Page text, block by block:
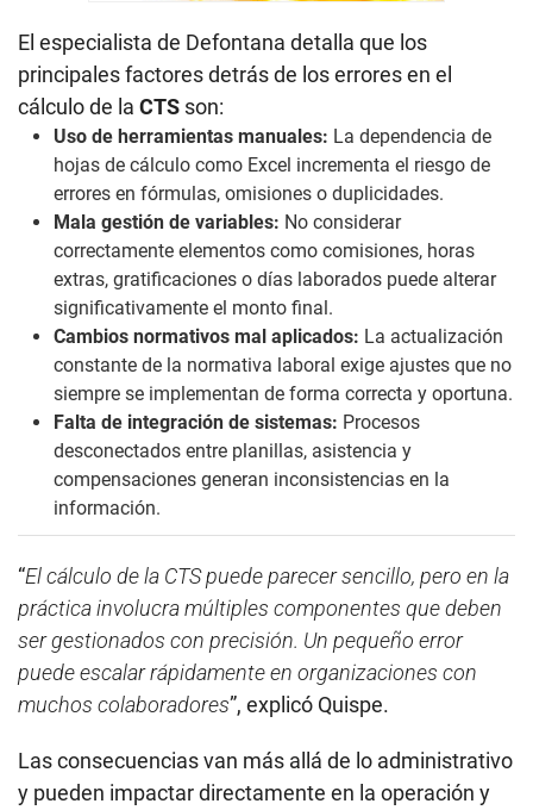
El especialista de Defontana detalla que los
principales factores detrás de los errores en el
cálculo de la CTS son:
Uso de herramientas manuales: La dependencia de
hojas de cálculo como Excel incrementa el riesgo de
errores en fórmulas, omisiones o duplicidades.
Mala gestión de variables: No considerar
correctamente elementos como comisiones, horas
extras, gratificaciones o días laborados puede alterar
significativamente el monto final.
Cambios normativos mal aplicados: La actualización
constante de la normativa laboral exige ajustes que no
siempre se implementan de forma correcta y oportuna.
Falta de integración de sistemas: Procesos
desconectados entre planillas, asistencia y
compensaciones generan inconsistencias en la
información.
“El cálculo de la CTS puede parecer sencillo, pero en la
práctica involucra múltiples componentes que deben
ser gestionados con precisión. Un pequeño error
puede escalar rápidamente en organizaciones con
muchos colaboradores”, explicó Quispe.
Las consecuencias van más allá de lo administrativo
y pueden impactar directamente en la operación y